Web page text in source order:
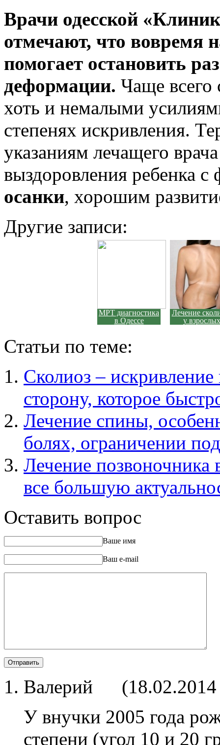
Врачи одесской
отмечают, что вовремя
помогает остановить
деформации. Чаще всего
хоть и немалыми
степенях искривления.
указаниям лечащего
выздоровления ребенка
осанки, хорошим
Другие записи:
МРТ диагностика
в Одессе
Лечение
у взрослых
Статьи по теме:
Сколиоз –
сторону, которое
Лечение спины,
болях, ограничении
Лечение позвоночника
все большую
Оставить вопрос
Ваше имя
Ваш e-mail
Валерий (
У внучки 2005 года
степени (угол 10 и 20